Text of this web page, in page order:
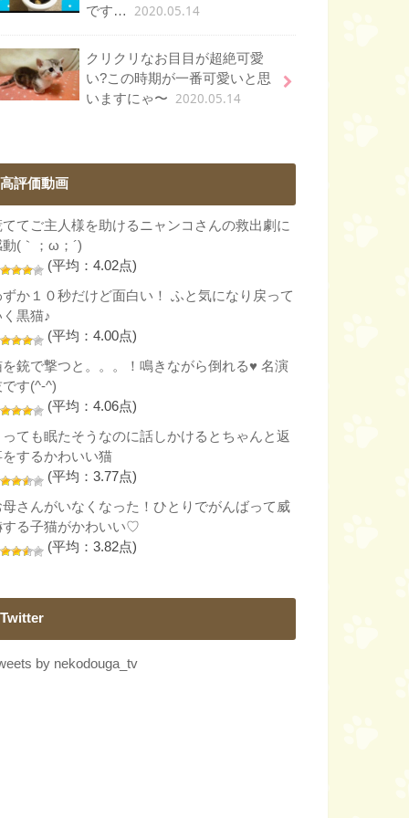
です… 2020.05.14
クリクリなお目目が超絶可愛
い?この時期が一番可愛いと思
いますにゃ〜 2020.05.14
高評価動画
ててご主人様を助けるニャンコさんの救出劇に
動(｀；ω；´)
(平均：4.02点)
ずか１０秒だけど面白い！ ふと気になり戻って
黒猫♪
(平均：4.00点)
を銃で撃つと。。。！鳴きながら倒れる♥ 名演
です(^-^)
(平均：4.06点)
っても眠たそうなのに話しかけるとちゃんと返
をするかわいい猫
(平均：3.77点)
母さんがいなくなった！ひとりでがんばって威
する子猫がかわいい♡
(平均：3.82点)
Twitter
by nekodouga_tv